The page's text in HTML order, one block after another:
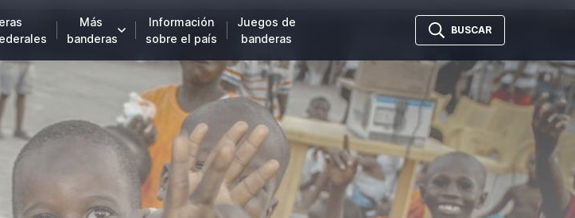
Más
banderas
Información
sobre el país
Juegos de
banderas
BUSCAR